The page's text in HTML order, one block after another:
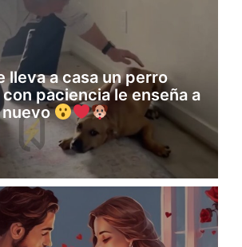
lleva a casa un perro
paciencia le enseña a
nuevo